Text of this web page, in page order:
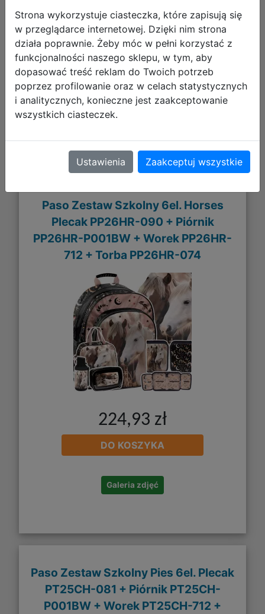
232,93 zł
DO KOSZYKA
Galeria zdjęć
Paso Zestaw Szkolny 6el. Horses
Plecak PP26HR-090 + Piórnik
PP26HR-P001BW + Worek PP26HR-
712 + Torba PP26HR-074
224,93 zł
DO KOSZYKA
Galeria zdjęć
Paso Zestaw Szkolny Pies 6el. Plecak
PT25CH-081 + Piórnik PT25CH-
P001BW + Worek PT25CH-712 +
Strona wykorzystuje ciasteczka, które zapisują się
w przeglądarce internetowej. Dzięki nim strona
działa poprawnie. Żeby móc w pełni korzystać z
funkcjonalności naszego sklepu, w tym, aby
dopasować treść reklam do Twoich potrzeb
poprzez profilowanie oraz w celach statystycznych
i analitycznych, konieczne jest zaakceptowanie
wszystkich ciasteczek.
Ustawienia Zaakceptuj wszystkie